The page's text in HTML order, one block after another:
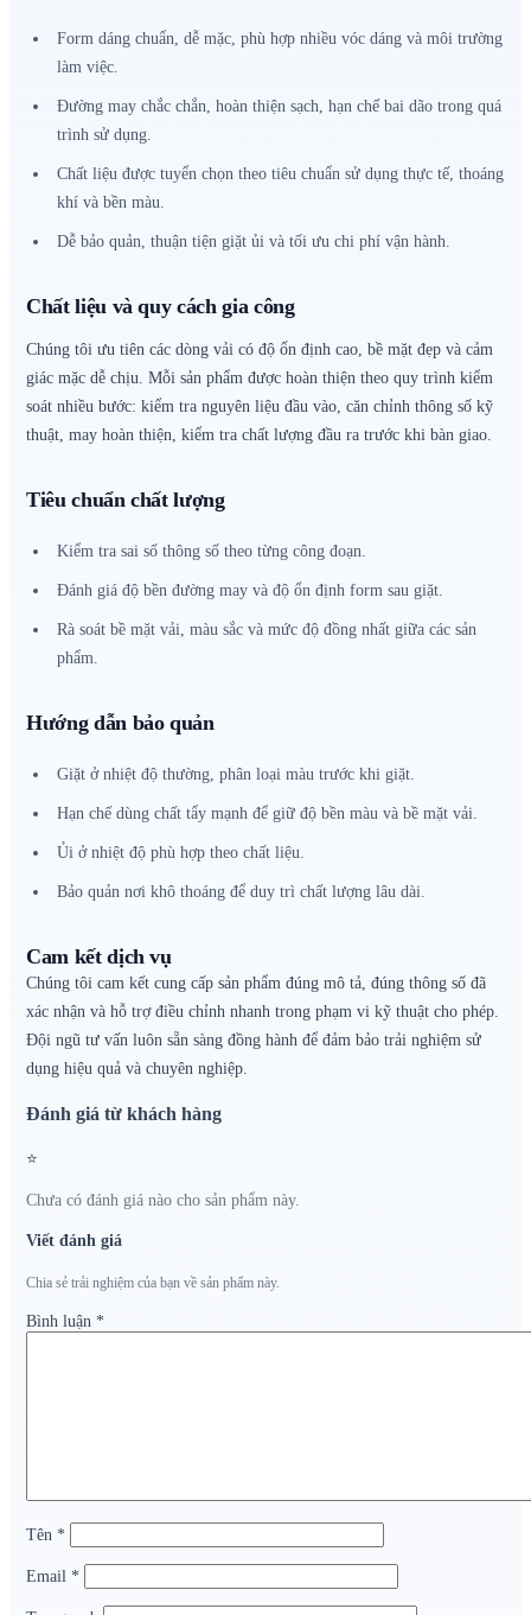
Form dáng chuẩn, dễ mặc, phù hợp nhiều vóc dáng và môi trường
làm việc.
Đường may chắc chắn, hoàn thiện sạch, hạn chế bai dão trong quá
trình sử dụng.
Chất liệu được tuyển chọn theo tiêu chuẩn sử dụng thực tế, thoáng
khí và bền màu.
Dễ bảo quản, thuận tiện giặt ủi và tối ưu chi phí vận hành.
Chất liệu và quy cách gia công
Chúng tôi ưu tiên các dòng vải có độ ổn định cao, bề mặt đẹp và cảm
giác mặc dễ chịu. Mỗi sản phẩm được hoàn thiện theo quy trình kiểm
soát nhiều bước: kiểm tra nguyên liệu đầu vào, căn chỉnh thông số kỹ
thuật, may hoàn thiện, kiểm tra chất lượng đầu ra trước khi bàn giao.
Tiêu chuẩn chất lượng
Kiểm tra sai số thông số theo từng công đoạn.
Đánh giá độ bền đường may và độ ổn định form sau giặt.
Rà soát bề mặt vải, màu sắc và mức độ đồng nhất giữa các sản
phẩm.
Hướng dẫn bảo quản
Giặt ở nhiệt độ thường, phân loại màu trước khi giặt.
Hạn chế dùng chất tẩy mạnh để giữ độ bền màu và bề mặt vải.
Ủi ở nhiệt độ phù hợp theo chất liệu.
Bảo quản nơi khô thoáng để duy trì chất lượng lâu dài.
Cam kết dịch vụ
Chúng tôi cam kết cung cấp sản phẩm đúng mô tả, đúng thông số đã
xác nhận và hỗ trợ điều chỉnh nhanh trong phạm vi kỹ thuật cho phép.
Đội ngũ tư vấn luôn sẵn sàng đồng hành để đảm bảo trải nghiệm sử
dụng hiệu quả và chuyên nghiệp.
Đánh giá từ khách hàng
⭐
Chưa có đánh giá nào cho sản phẩm này.
Viết đánh giá
Chia sẻ trải nghiệm của bạn về sản phẩm này.
Bình luận *
Tên *
Email *